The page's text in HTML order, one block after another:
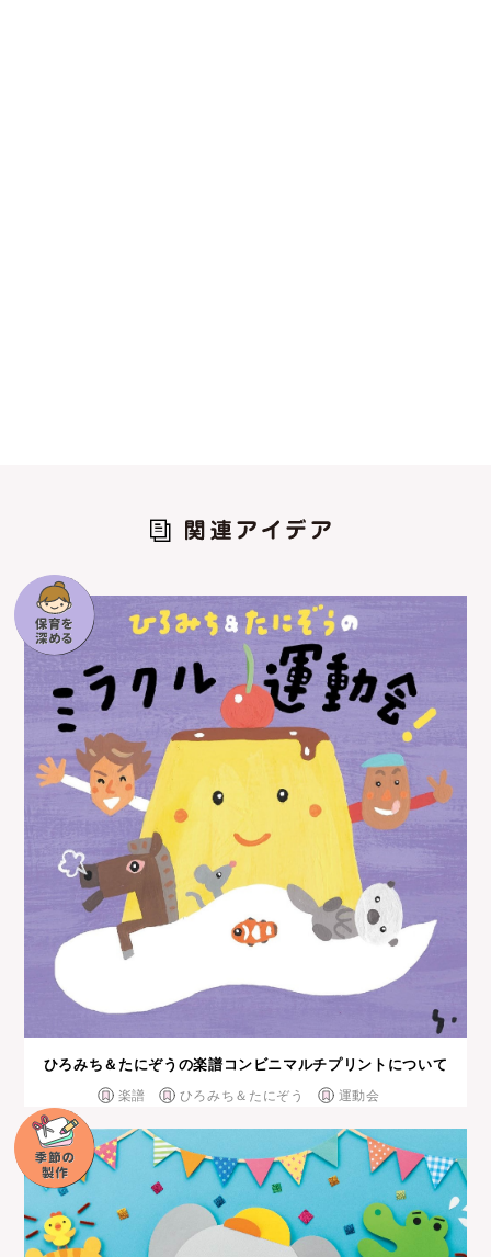
ひろみち＆たにぞうの楽譜コンビニマルチプリントについて
楽譜 ひろみち＆たにぞう 運動会